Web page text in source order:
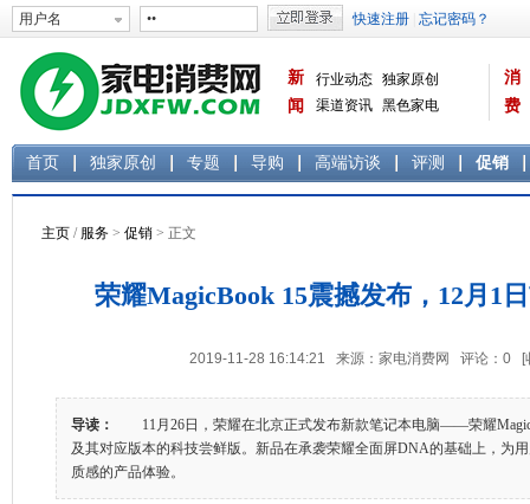
新
闻
行业动态 独家原创
渠道资讯 黑色家电
消
费
首页 独家原创 专题 导购 高端访谈 评测 促销
主页 / 服务 > 促销 > 正文
荣耀MagicBook 15震撼发布，12月1
2019-11-28 16:14:21 来源：家电消费网 评论： 0 [
导读：
11月26日，荣耀在北京正式发布新款笔记本电脑——荣耀
及其对应版本的科技尝鲜版。新品在承袭荣耀全面屏DNA的基础上，为
质感的产品体验。